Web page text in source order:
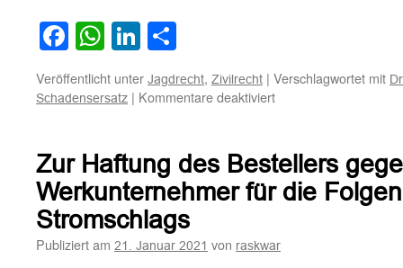
Facebook
WhatsApp
LinkedIn
Veröffentlicht unter Jagdrecht, Zivilrecht | Verschlagwortet mit
Schadensersatz | Kommentare deaktiviertfür
für
einen
bei
einer
erschossenen
Jagdhund
Zur Haftung des Bestellers
Werkunternehmer für die
Stromschlags
Publiziert am 21. Januar 2021 von raskwar